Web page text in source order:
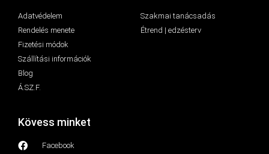
Adatvédelem
Rendelés menete
Fizetési módok
Szállítási információk
Blog
Á.SZ.F.
Szakmai tanácsadás
Étrend | edzésterv
Kövess minket
Facebook